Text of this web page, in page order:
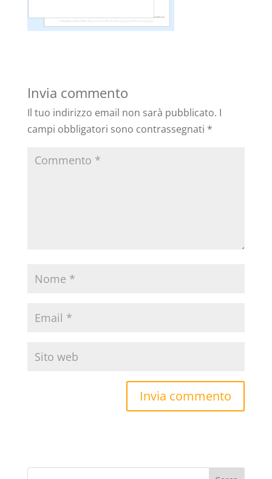
Invia commento
Il tuo indirizzo email non sarà pubblicato. I
campi obbligatori sono contrassegnati *